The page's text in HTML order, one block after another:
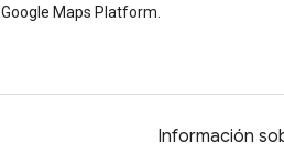
Google Maps Platform.
Información